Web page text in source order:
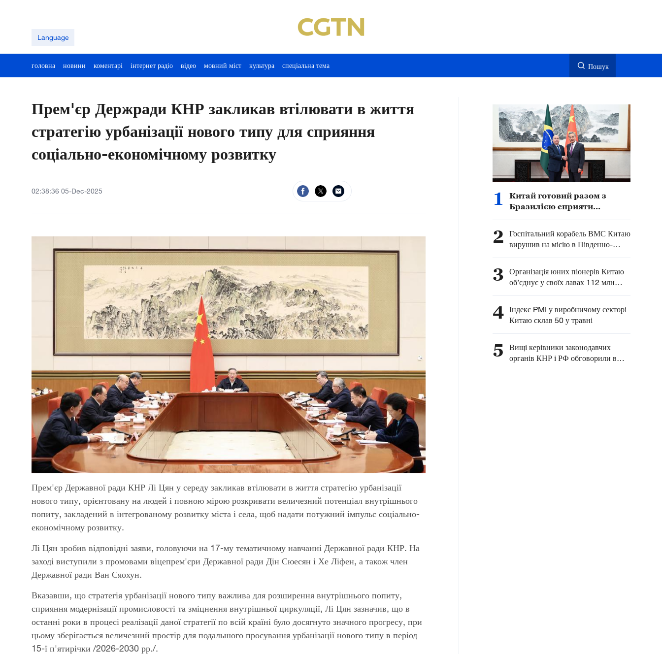
Language
головна новини коментарі інтернет радіо відео мовний міст культура спеціальна тема Пошук
Прем'єр Держради КНР закликав втілювати в життя
стратегію урбанізації нового типу для сприяння
соціально-економічному розвитку
02:38:36 05-Dec-2025
Прем'єр Державної ради КНР Лі Цян у середу закликав втілювати в життя стратегію урбанізації
нового типу, орієнтовану на людей і повною мірою розкривати величезний потенціал внутрішнього
попиту, закладений в інтегрованому розвитку міста і села, щоб надати потужний імпульс соціально-
економічному розвитку.
Лі Цян зробив відповідні заяви, головуючи на 17-му тематичному навчанні Державної ради КНР. На
заході виступили з промовами віцепрем'єри Державної ради Дін Сюесян і Хе Ліфен, а також член
Державної ради Ван Сяохун.
Вказавши, що стратегія урбанізації нового типу важлива для розширення внутрішнього попиту,
сприяння модернізації промисловості та зміцнення внутрішньої циркуляції, Лі Цян зазначив, що в
останні роки в процесі реалізації даної стратегії по всій країні було досягнуто значного прогресу, при
цьому зберігається величезний простір для подальшого просування урбанізації нового типу в період
15-ї п'ятирічки /2026-2030 рр./.
1
Китай готовий разом з
Бразилією сприяти
співробітництва між
Китаєм та Латинською
Америкою — глава МЗС
КНР
2 Госпітальний корабель ВМС Китаю
вирушив на місію в Південно-
Китайське море
3 Організація юних піонерів Китаю
об’єднує у своїх лавах 112 млн
китайських дітей
4 Індекс PMI у виробничому секторі
Китаю склав 50 у травні
5
Вищі керівники законодавчих
органів КНР і РФ обговорили в